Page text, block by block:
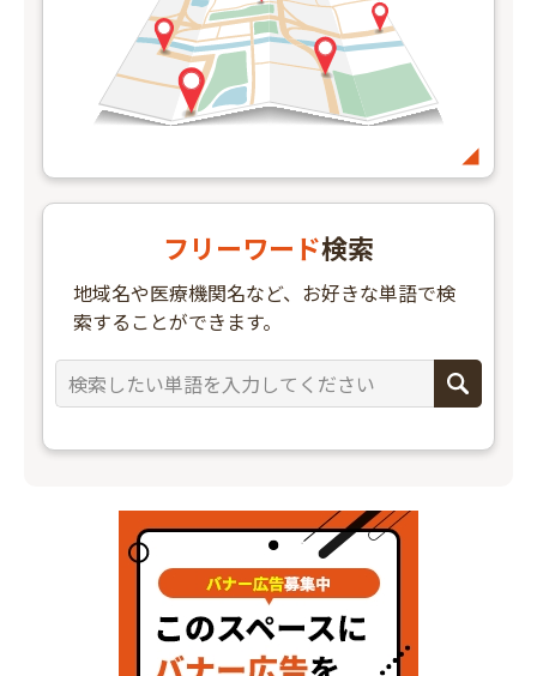
フリーワード検索
地域名や医療機関名など、お好きな単語で検
索することができます。